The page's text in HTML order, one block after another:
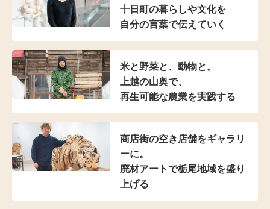
十日町の暮らしや文化を
自分の言葉で伝えていく
米と野菜と、動物と。
上越の山奥で、
再生可能な農業を実践する
商店街の空き店舗をギャラリ
ーに。
廃材アートで栃尾地域を盛り
上げる